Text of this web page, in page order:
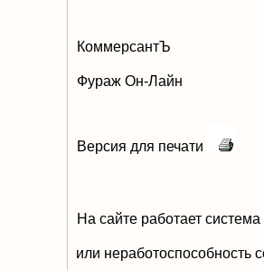
КоммерсантЪ
Фураж Он-Лайн
Версия для печати
На сайте работает
или неработоспособность